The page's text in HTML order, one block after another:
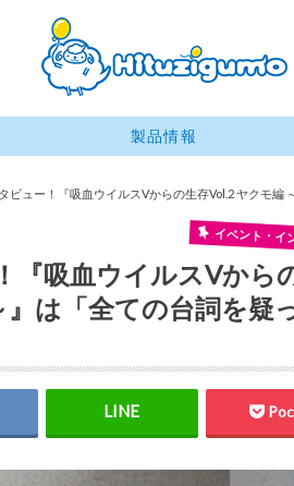
製品情報
ビュー！『吸血ウイルスVからの生存Vol.2 ヤクモ編
イベント・イ
『吸血ウイルスVから
は「全ての台詞を疑